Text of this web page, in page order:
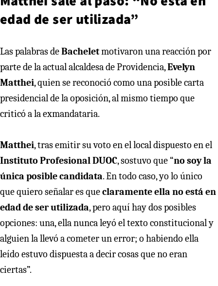
edad de ser utilizada”
Las palabras deBacheletmotivaron una reacción por
parte de la actual alcaldesa de Providencia,Evelyn
Matthei, quien se reconoció como una posible carta
presidencial de la oposición, al mismo tiempo que
criticó a la exmandataria.
Matthei, tras emitir su voto en el local dispuesto en el
Instituto Profesional DUOC, sostuvo que “no soy la
única posible candidata. En todo caso, yo lo único
que quiero señalar es queclaramente ella no está en
edad de ser utilizada, pero aquí hay dos posibles
opciones: una, ella nunca leyó el texto constitucional y
alguien la llevó a cometer un error; o habiendo ella
leído estuvo dispuesta a decir cosas que no eran
ciertas”.